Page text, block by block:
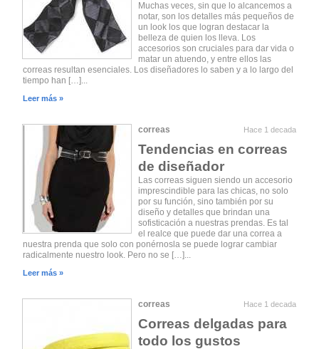
Muchas veces, sin que lo alcancemos a
notar, son los detalles más pequeños de
un look los que logran destacar la
belleza de quien los lleva. Los
accesorios son cruciales para dar vida o
matar un atuendo, y entre ellos las
correas resultan esenciales. Los diseñadores lo saben y a lo largo del
tiempo han […]...
Leer más »
correas Hace 1 decada
Tendencias en correas
de diseñador
Las correas siguen siendo un accesorio
imprescindible para las chicas, no solo
por su función, sino también por su
diseño y detalles que brindan una
sofisticación a nuestras prendas. Es tal
el realce que puede dar una correa a
nuestra prenda que solo con ponérnosla se puede lograr cambiar
radicalmente nuestro look. Pero no se […]...
Leer más »
correas Hace 1 decada
Correas delgadas para
todo los gustos